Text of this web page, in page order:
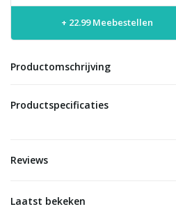
+ 22.99 Meebestellen
Productomschrijving
Productspecificaties
Reviews
Laatst bekeken